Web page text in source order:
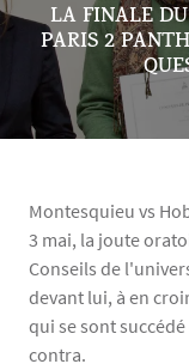
LA FINALE
PARIS 2
Montesquieu vs
3 mai, la joute
Conseils de
devant lui, à en
qui se sont
contra.